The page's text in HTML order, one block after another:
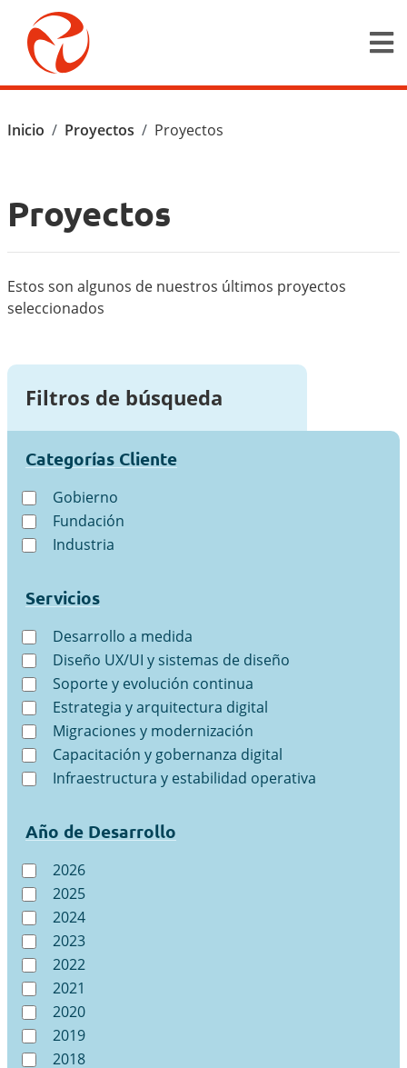
Pasar al contenido principal
Ruta de navegación
Inicio Proyectos Proyectos
Proyectos
Estos son algunos de nuestros últimos proyectos
seleccionados
Filtros de búsqueda
Categorías Cliente
Gobierno
Fundación
Industria
Servicios
Desarrollo a medida
Diseño UX/UI y sistemas de diseño
Soporte y evolución continua
Estrategia y arquitectura digital
Migraciones y modernización
Capacitación y gobernanza digital
Infraestructura y estabilidad operativa
Año de Desarrollo
2026
2025
2024
2023
2022
2021
2020
2019
2018